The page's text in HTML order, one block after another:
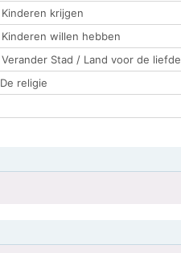
Kinderen krijgen
Kinderen willen hebben
Verander Stad / Land voor de liefde
De religie